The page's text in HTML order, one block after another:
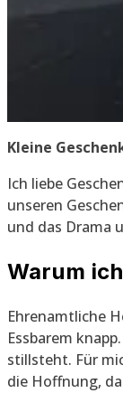
Kleine
Ich liebe
unseren
und das Drama
Warum
Ehrenamtliche
Essbarem
stillsteht. Für
die Hoffnung,